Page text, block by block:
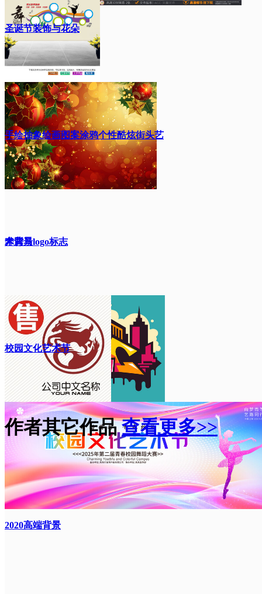
圣诞节装饰与花朵
手绘抽象绘画图案涂鸦个性酷炫街头艺
术背景
奔腾马logo标志
校园文化艺术节
作者其它作品 查看更多>>
2020高端背景